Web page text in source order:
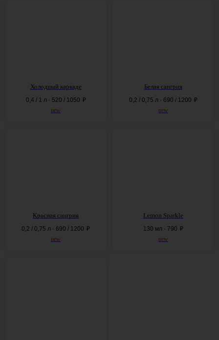
Холодный каркаде
0,4 / 1 л · 520 / 1050 ₽
new
Белая сангрия
0,2 / 0,75 л · 690 / 1200 ₽
new
Красная сангрия
0,2 / 0,75 л · 690 / 1200 ₽
new
Lemon Sparkle
130 мл · 790 ₽
new